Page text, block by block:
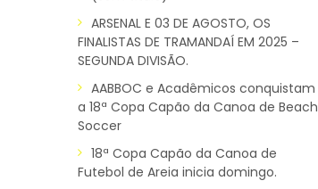
ARSENAL E 03 DE AGOSTO, OS
FINALISTAS DE TRAMANDAÍ EM 2025 –
SEGUNDA DIVISÃO.
AABBOC e Acadêmicos conquistam
a 18ª Copa Capão da Canoa de Beach
Soccer
18ª Copa Capão da Canoa de
Futebol de Areia inicia domingo.